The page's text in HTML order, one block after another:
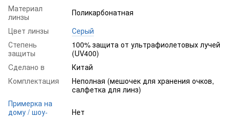
Материал
линзы
Поликарбонатная
Цвет линзы
Серый
Степень
защиты
100% защита от ультрафиолетовых лучей
(UV400)
Cделано в
Китай
Комплектация
Неполная (мешочек для хранения очков,
салфетка для линз)
Примерка на
дому / шоу-
Нет